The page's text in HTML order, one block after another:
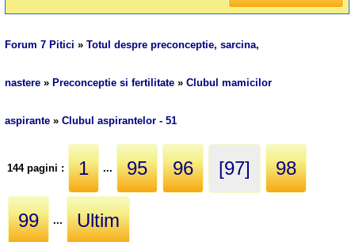
Forum 7 Pitici »Totul despre preconceptie, sarcina,
nastere » Preconceptie si fertilitate »Clubul mamicilor
aspirante »Clubul aspirantelor - 51
144 pagini : 1 ... 95 96 [97] 98
99 ... Ultim